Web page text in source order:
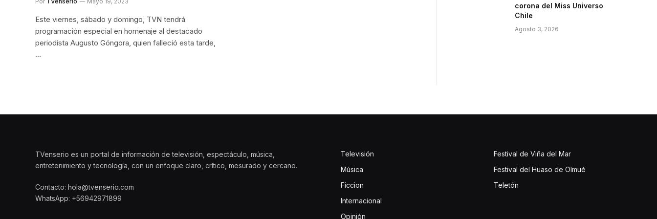
Este viernes, sábado y domingo, TVN tendrá
programación especial en homenaje al destacado
periodista Augusto Góngora, quien falleció esta tarde,
…
corona del Miss Universo
Chile
Agosto 3, 2026
TVenserio es un portal de información de televisión, espectáculo, música,
entretenimiento y tecnología, con un enfoque claro, crítico, mesurado y cercano.
Contacto: hola@tvenserio.com
WhatsApp: +56942971899
Televisión
Música
Ficcion
Internacional
Opinión
Festival de Viña del Mar
Festival del Huaso de Olmué
Teletón